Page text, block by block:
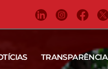
TRANSPARÊNCIA